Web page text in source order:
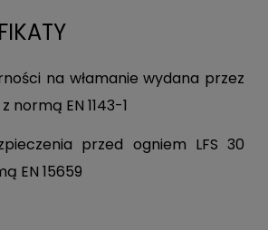
na włamanie wydana przez
normą EN 1143-1
przed ogniem LFS 30
EN 15659